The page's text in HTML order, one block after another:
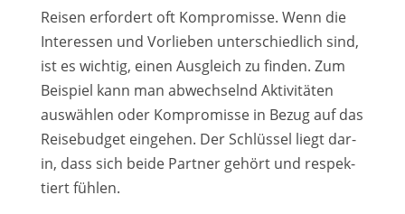
Reisen erfor­dert oft Kompromisse. Wenn die
Interessen und Vorlieben unter­schied­lich sind,
ist es wich­tig, einen Ausgleich zu fin­den. Zum
Beispiel kann man abwech­selnd Aktivitäten
aus­wäh­len oder Kompromisse in Bezug auf das
Reisebudget ein­ge­hen. Der Schlüssel liegt dar­
in, dass sich bei­de Partner gehört und respek­
tiert füh­len.